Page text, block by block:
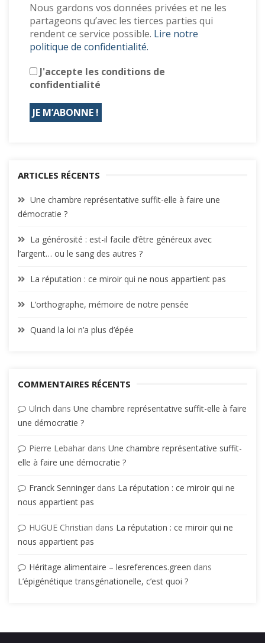
Nous gardons vos données privées et ne les
partageons qu’avec les tierces parties qui
rendent ce service possible. Lire notre
politique de confidentialité.
J'accepte les conditions de
confidentialité
ARTICLES RÉCENTS
Une chambre représentative suffit-elle à faire une
démocratie ?
La générosité : est-il facile d’être généreux avec
l’argent… ou le sang des autres ?
La réputation : ce miroir qui ne nous appartient pas
L’orthographe, mémoire de notre pensée
Quand la loi n’a plus d’épée
COMMENTAIRES RÉCENTS
Ulrich dans Une chambre représentative suffit-elle à faire
une démocratie ?
Pierre Lebahar dans Une chambre représentative suffit-
elle à faire une démocratie ?
Franck Senninger dans La réputation : ce miroir qui ne
nous appartient pas
HUGUE Christian dans La réputation : ce miroir qui ne
nous appartient pas
Héritage alimentaire – lesreferences.green dans
L’épigénétique transgénationelle, c’est quoi ?